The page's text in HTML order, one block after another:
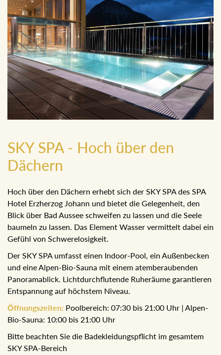
SKY SPA - Hoch über den
Dächern
Hoch über den Dächern erhebt sich der SKY SPA des SPA
Hotel Erzherzog Johann und bietet die Gelegenheit, den
Blick über Bad Aussee schweifen zu lassen und die Seele
baumeln zu lassen. Das Element Wasser vermittelt dabei ein
Gefühl von Schwerelosigkeit.
Der SKY SPA umfasst einen Indoor-Pool, ein Außenbecken
und eine Alpen-Bio-Sauna mit einem atemberaubenden
Panoramablick. Lichtdurchflutende Ruheräume garantieren
Entspannung auf höchstem Niveau.
Öffnungszeiten: Poolbereich: 07:30 bis 21:00 Uhr | Alpen-
Bio-Sauna: 10:00 bis 21:00 Uhr
Bitte beachten Sie die Badekleidungspflicht im gesamtem
SKY SPA-Bereich